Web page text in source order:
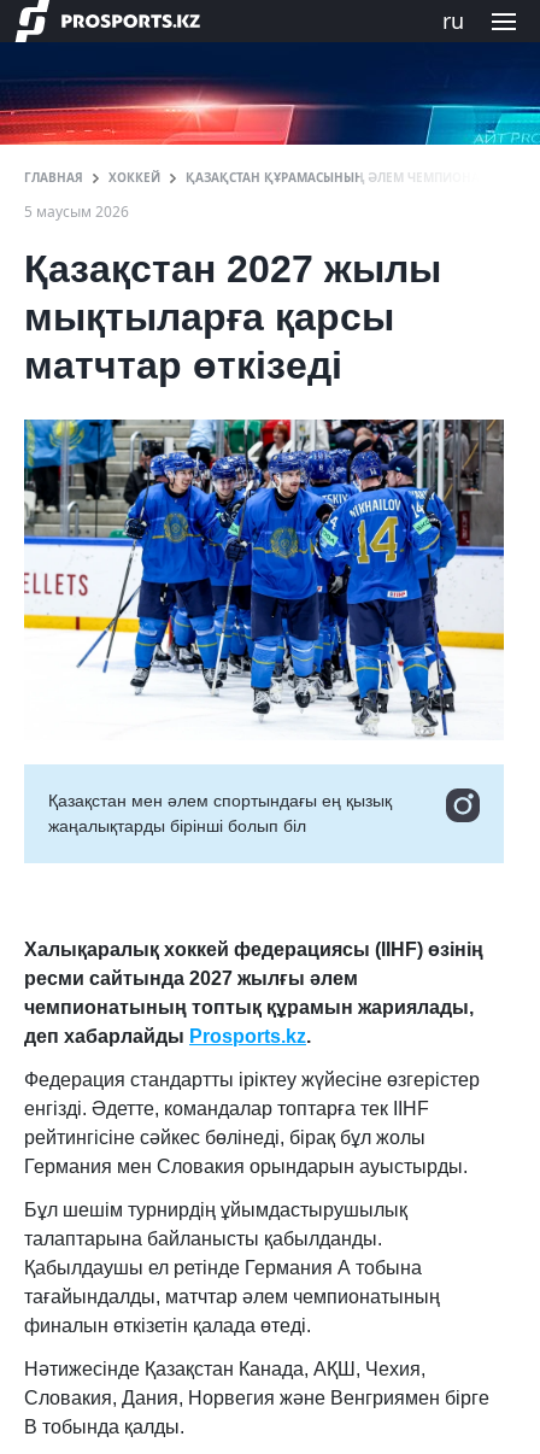
ru
ГЛАВНАЯ ХОККЕЙ ҚАЗАҚСТАН ҚҰРАМАСЫНЫҢ ӘЛЕМ
5 маусым 2026
Қазақстан 2027 жылы
мықтыларға қарсы
матчтар өткізеді
Қазақстан мен әлем спортындағы ең қызық
жаңалықтарды бірінші болып біл
Халықаралық хоккей федерациясы (IIHF) өзінің
ресми сайтында 2027 жылғы әлем
чемпионатының топтық құрамын жариялады,
деп хабарлайды Prosports.kz.
Федерация стандартты іріктеу жүйесіне өзгерістер
енгізді. Әдетте, командалар топтарға тек IIHF
рейтингісіне сәйкес бөлінеді, бірақ бұл жолы
Германия мен Словакия орындарын ауыстырды.
Бұл шешім турнирдің ұйымдастырушылық
талаптарына байланысты қабылданды.
Қабылдаушы ел ретінде Германия А тобына
тағайындалды, матчтар әлем чемпионатының
финалын өткізетін қалада өтеді.
Нәтижесінде Қазақстан Канада, АҚШ, Чехия,
Словакия, Дания, Норвегия және Венгриямен бірге
В тобында қалды.